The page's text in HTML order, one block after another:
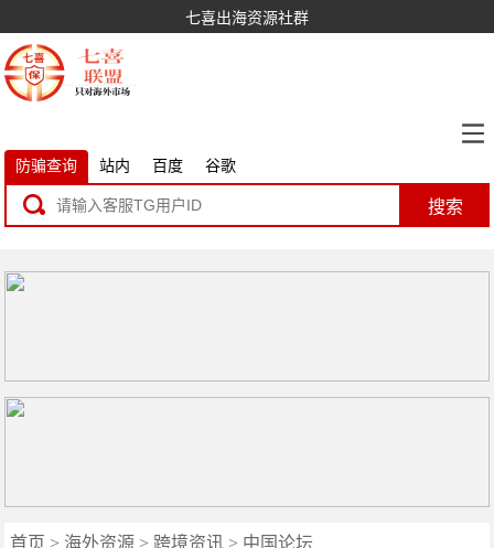
七喜出海资源社群
防骗查询 站内 百度 谷歌
搜索
首页 > 海外资源 > 跨境资讯 > 中国论坛